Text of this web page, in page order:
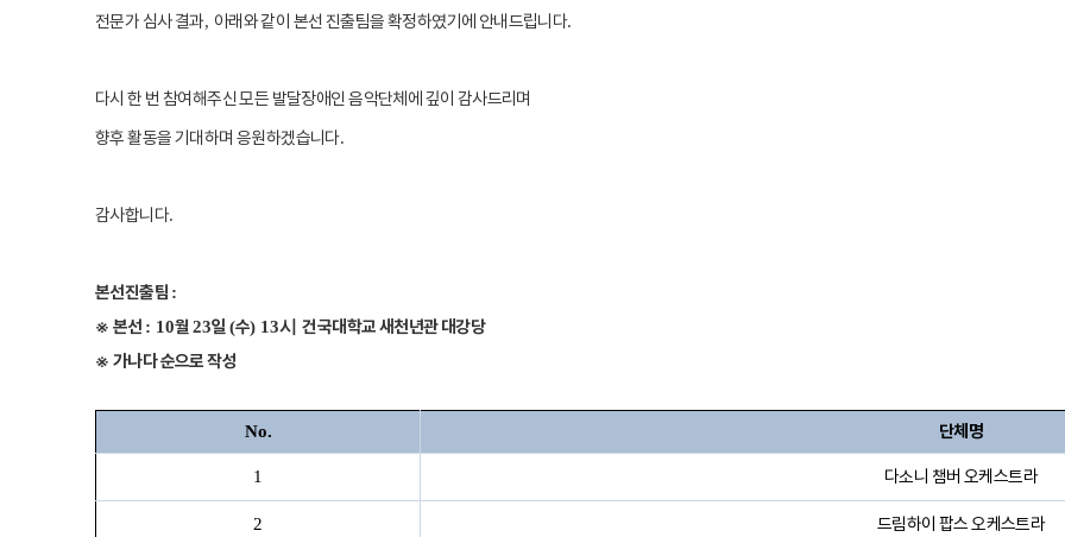
전문가 심사 결과, 아래와 같이 본선 진출팀을 확정하였기에 안내드립니다.
다시 한 번 참여해주신 모든 발달장애인 음악단체에 깊이 감사드리며
향후 활동을 기대하며 응원하겠습니다.
감사합니다.
본선진출팀 :
※ 본선 : 10월23일(수) 13시건국대학교 새천년관 대강당
※ 가나다 순으로 작성
No. 단체명
1 다소니 챔버 오케스트라
2 드림하이 팝스 오케스트라